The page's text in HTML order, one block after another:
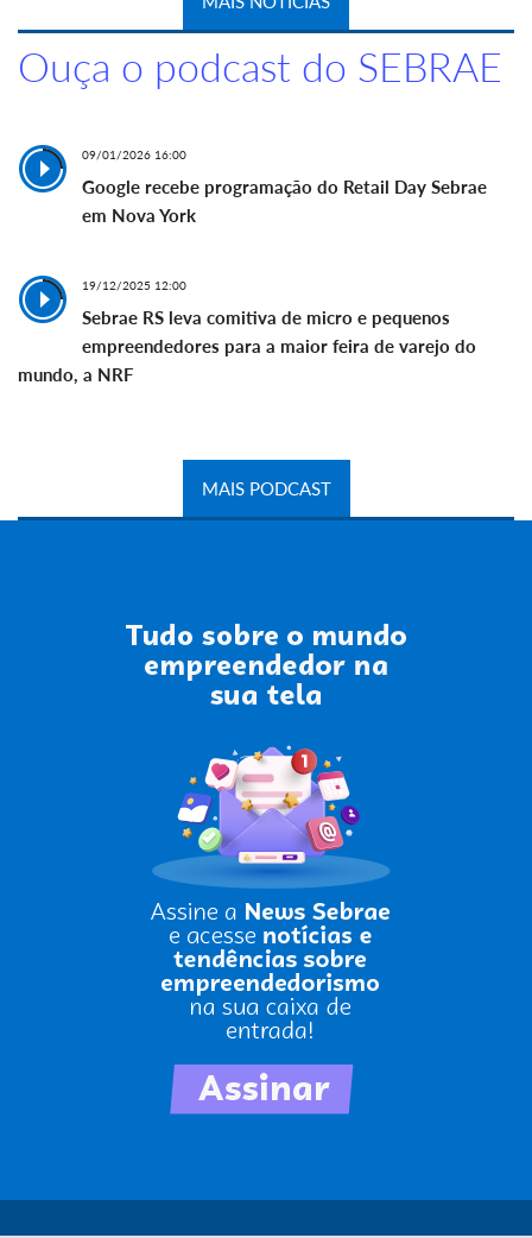
Ouça o podcast do SEBRAE
09/01/2026 16:00
Google recebe programação do Retail Day Sebrae
em Nova York
19/12/2025 12:00
Sebrae RS leva comitiva de micro e pequenos
empreendedores para a maior feira de varejo do
mundo, a NRF
MAIS PODCAST